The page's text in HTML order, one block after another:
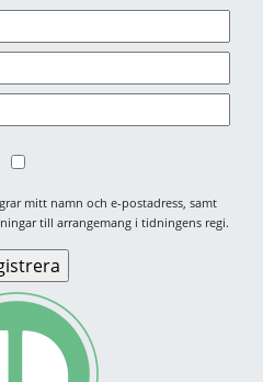
mitt namn och e-postadress, samt
till arrangemang i tidningens regi.